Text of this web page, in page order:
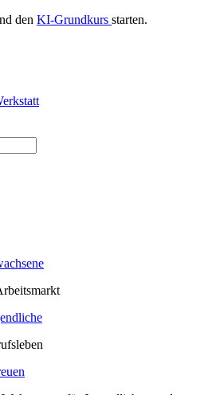
den KI-Grundkurs starten.